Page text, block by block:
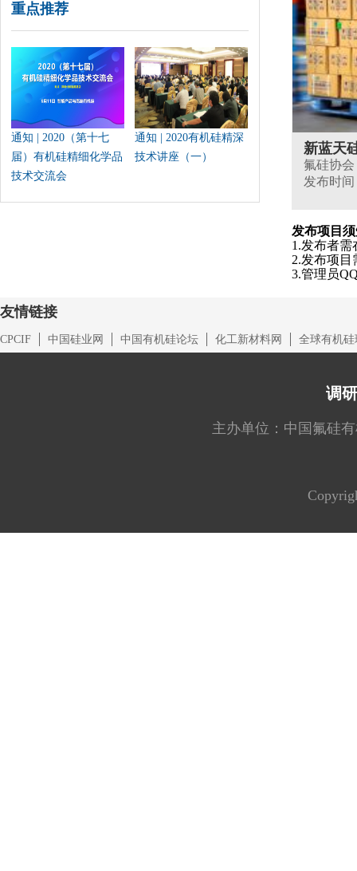
重点推荐
通知 | 2020（第十七
届）有机硅精细化学品
技术交流会
通知 | 2020有机硅精深
技术讲座（一）
新蓝天
氟硅协会
发布时间
发布项目
1.发布者
2.发布项
3.管理员
友情链接
CPCIF 中国硅业网 中国有机硅论坛 化工新材料网 全球有机硅
调
主办单位：中国氟硅